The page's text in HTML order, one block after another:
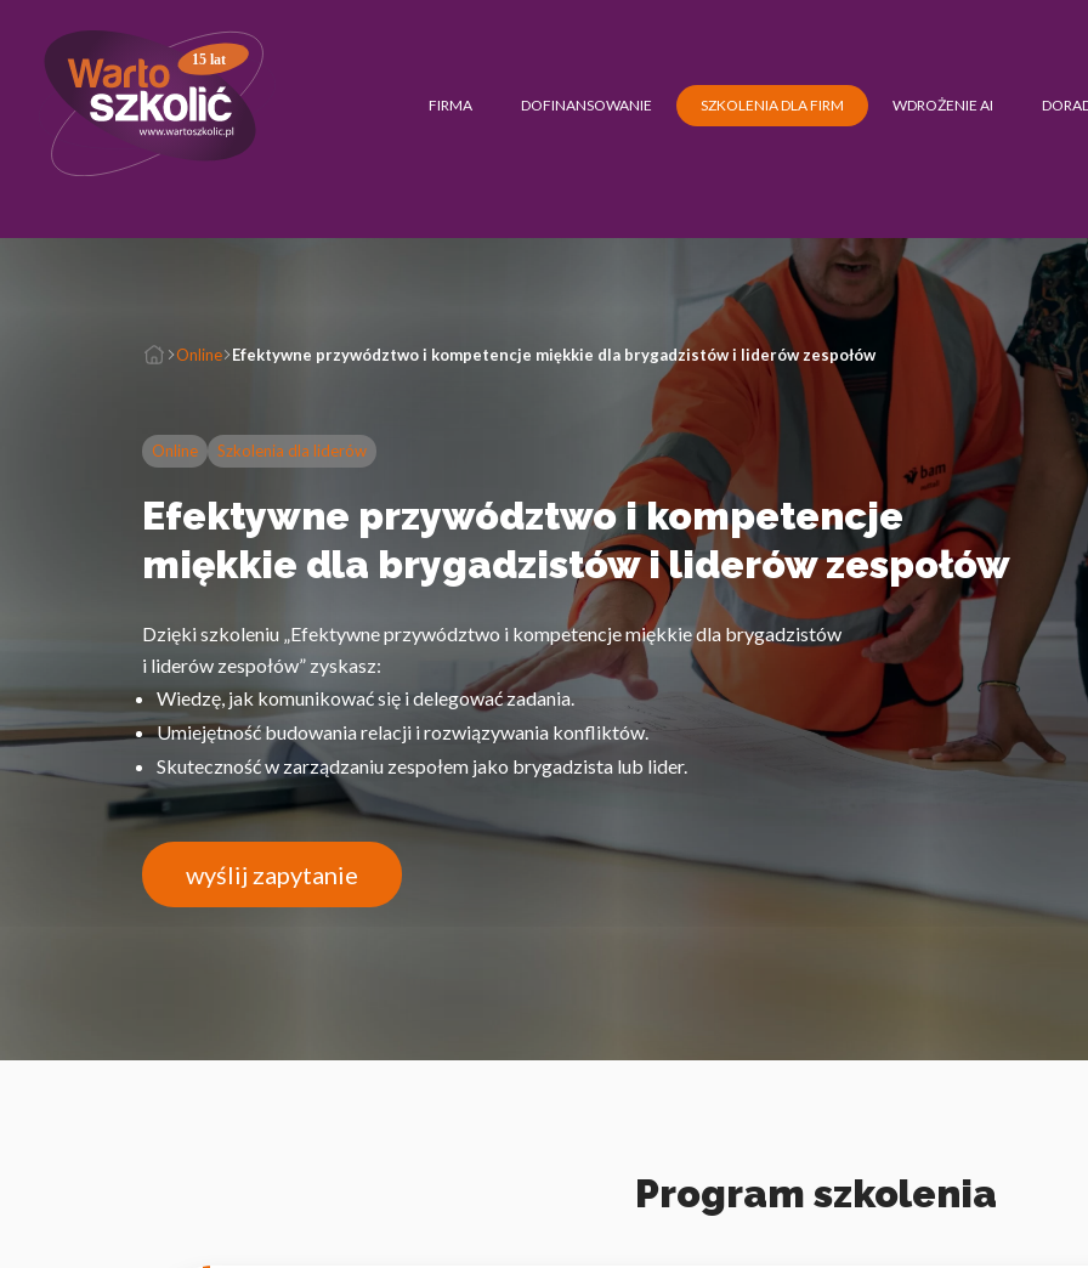
15 lat
FIRMA DOFINANSOWANIE SZKOLENIA DLA FIRM WDROŻENIE AI
Online Efektywne przywództwo i kompetencje miękkie dla brygadzistów i liderów zespołów
Online Szkolenia dla liderów
Efektywne przywództwo i kompetencje
miękkie dla brygadzistów i liderów zespołów
Dzięki szkoleniu „Efektywne przywództwo i kompetencje miękkie dla brygadzistów
i liderów zespołów” zyskasz:
Wiedzę, jak komunikować się i delegować zadania.
Umiejętność budowania relacji i rozwiązywania konfliktów.
Skuteczność w zarządzaniu zespołem jako brygadzista lub lider.
wyślij zapytanie
Program szkolenia